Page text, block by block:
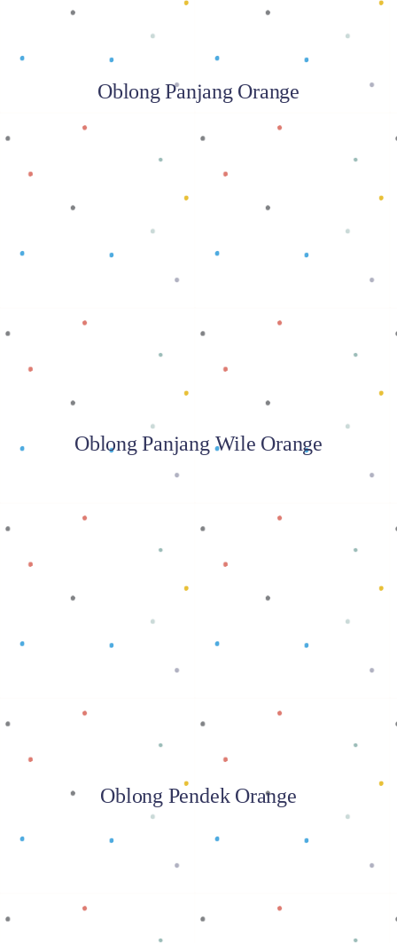
Oblong Panjang Orange
Baca selengkapnya
Oblong Panjang Wile Orange
Baca selengkapnya
Oblong Pendek Orange